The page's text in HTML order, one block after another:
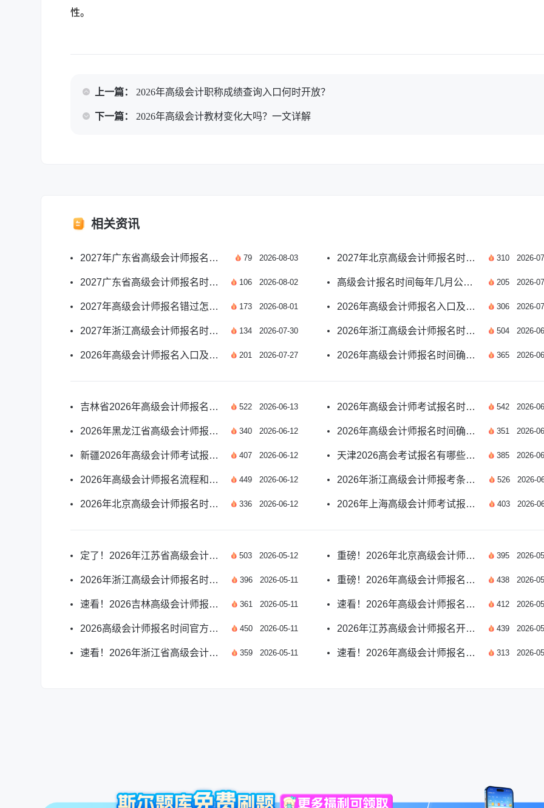
性。
上一篇： 2026年高级会计职称成绩查询入口何时开放？
下一篇： 2026年高级会计教材变化大吗？一文详解
相关资讯
2027年广东省高级会计师报名月份及报考要点一览 79 2026-08-03
2027广东省高级会计师报名时间及报考要点汇总 106 2026-08-02
2027年高级会计师报名错过怎么办？应对方案汇总 173 2026-08-01
2027年浙江高级会计师报名时间及报考安排汇总 134 2026-07-30
2026年高级会计师报名入口及报名时间安排详解 201 2026-07-27
2027年北京高级会计师报名时间预测及报考指南 310 2026-
高级会计报名时间每年几月公布？附2026年安排 205 2026-
2026年高级会计师报名入口及报名时间如何安排？ 306 2026-
2026年浙江高级会计师报名时间及条件有哪些？ 504 2026-
2026年高级会计师报名时间确定了吗？速看 365 2026-
吉林省2026年高级会计师报名须知有哪些？ 522 2026-06-13
2026年黑龙江省高级会计师报名时间是哪天？ 340 2026-06-12
新疆2026年高级会计师考试报名须知有哪些？ 407 2026-06-12
2026年高级会计师报名流程和步骤是什么？ 449 2026-06-12
2026年北京高级会计师报名时间确定了吗？ 336 2026-06-12
2026年高级会计师考试报名时间公布了吗？ 542 2026-
2026年高级会计师报名时间确定了吗？速看 351 2026-
天津2026高会考试报名有哪些重要提示？ 385 2026-
2026年浙江高级会计师报考条件和时间是什么？ 526 2026-
2026年上海高级会计师考试报名问题全解答 403 2026-
定了！2026年江苏省高级会计师报名时间详解 503 2026-05-12
2026年浙江高级会计师报名时间全解析 396 2026-05-11
速看！2026吉林高级会计师报名须知解读 361 2026-05-11
2026高级会计师报名时间官方公告已发布！ 450 2026-05-11
速看！2026年浙江省高级会计师报名已结束，备考指南 359 2026-05-11
重磅！2026年北京高级会计师报名时间官方确认 395 2026-
重磅！2026年高级会计师报名时间及流程详解 438 2026-
速看！2026年高级会计师报名时间确定 412 2026-
2026年江苏高级会计师报名开始了吗？新指南！ 439 2026-
速看！2026年高级会计师报名时间在1月！ 313 2026-